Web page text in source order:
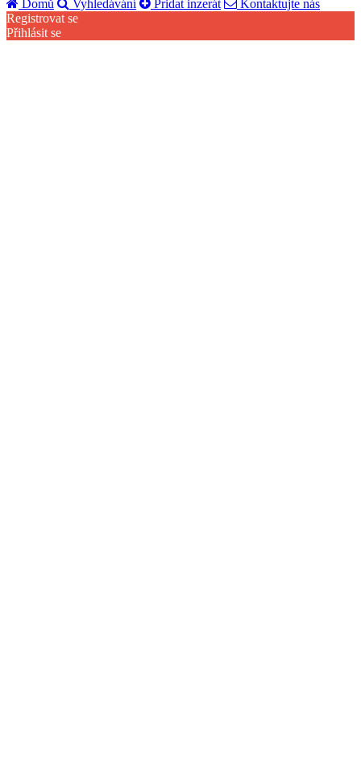
Domů Vyhledávání Pridat inzerát
Kontaktujte nás
Registrovat se
Přihlásit se